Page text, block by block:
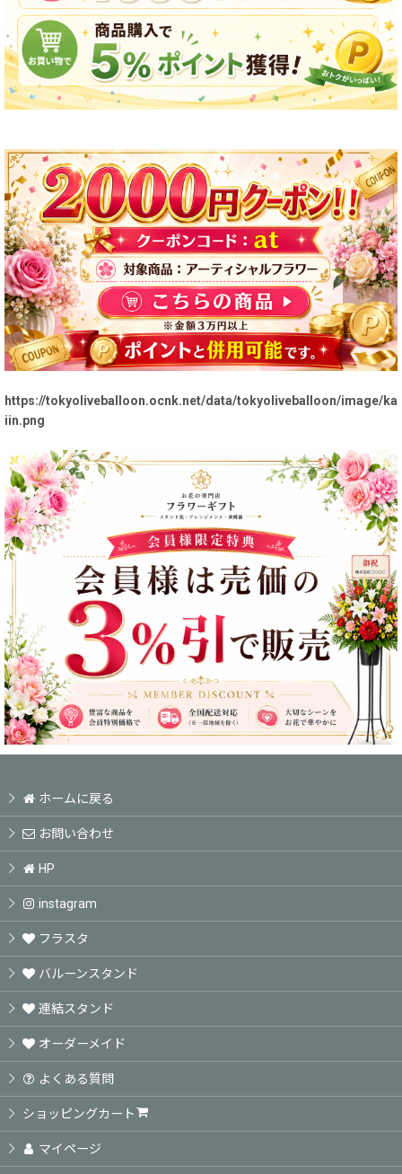
https://tokyoliveballoon.ocnk.net/data/tokyoliveballoon/image/ka
iin.png
ホームに戻る
お問い合わせ
HP
instagram
フラスタ
バルーンスタンド
連結スタンド
オーダーメイド
よくある質問
ショッピングカート
マイページ